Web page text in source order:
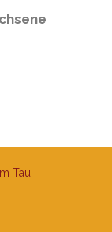
Tau